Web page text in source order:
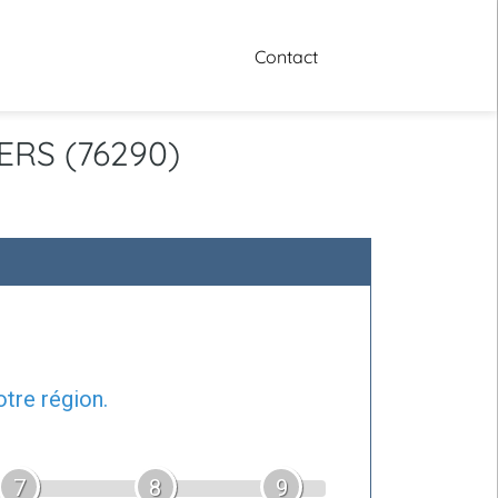
Contact
(76290)
région.
7 8 9